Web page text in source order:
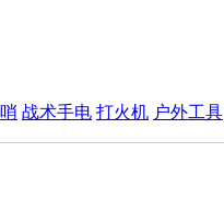
战术手电 打火机 户外工具